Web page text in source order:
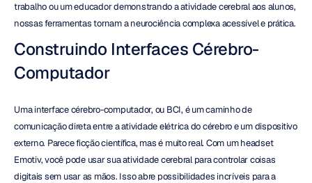
trabalho ou um educador demonstrando a atividade cerebral aos alunos,
nossas ferramentas tornam a neurociência complexa acessível e prática.
Construindo Interfaces Cérebro-
Computador
Uma interface cérebro-computador, ou BCI, é um caminho de
comunicação direta entre a atividade elétrica do cérebro e um dispositivo
externo. Parece ficção científica, mas é muito real. Com um headset
Emotiv, você pode usar sua atividade cerebral para controlar coisas
digitais sem usar as mãos. Isso abre possibilidades incríveis para a